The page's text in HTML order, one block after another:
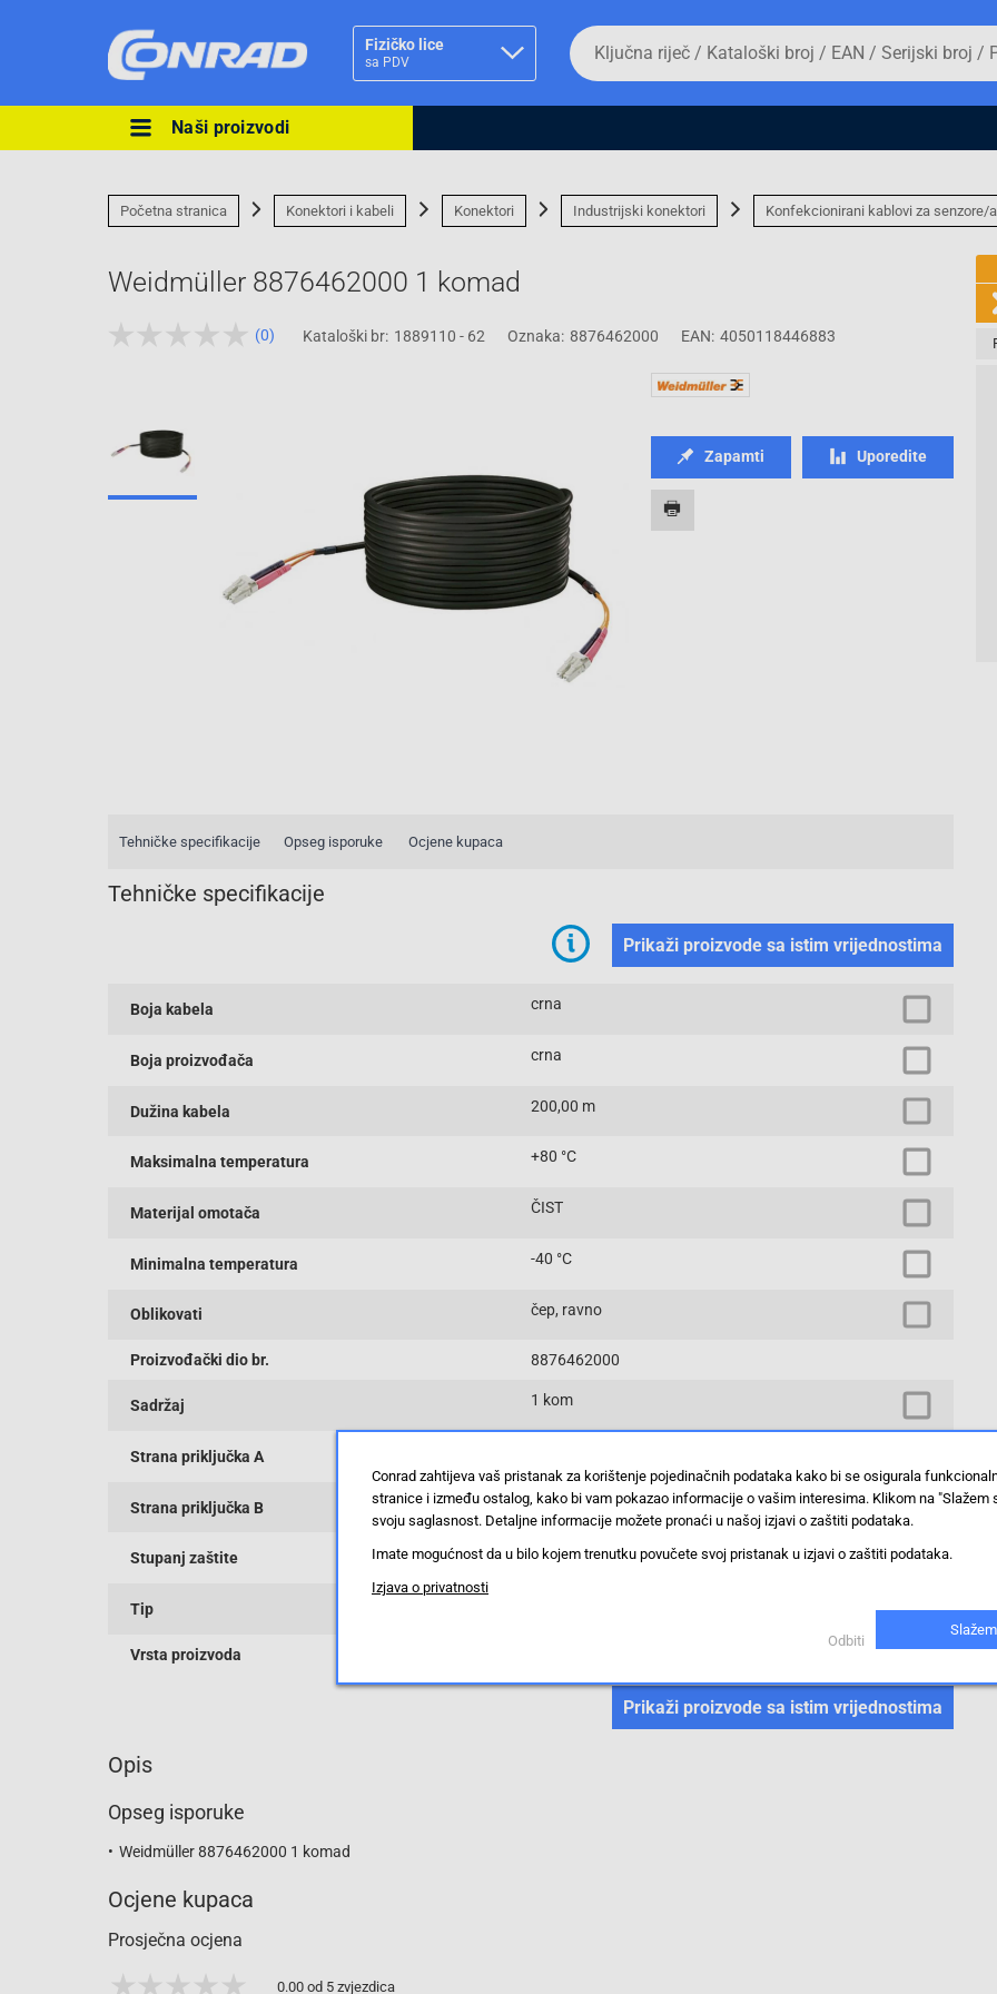
Fizičko lice
sa PDV
Ova postavka prilagođava asortiman proizvoda i
Pravno lice Fizičko lice
Da
biste
potražili
proizvod,
broj,
EAN
Naši proizvodi
Početna stranica Konektori i kabeli Konektori Industrijski konektori Konfekcionirani kablovi za senzore/
Weidmüller 8876462000 1 komad
(0) Kataloški br: 1889110 - 62 Oznaka: 8876462000 EAN: 4050118446883
Zapamti Uporedite
Tehničke specifikacije Opseg isporuke Ocjene kupaca
Tehničke specifikacije
Prikaži proizvode sa istim vrijednostima
Boja kabela crna
Boja proizvođača crna
Dužina kabela 200,00 m
Maksimalna temperatura +80 °C
Materijal omotača ČIST
Minimalna temperatura -40 °C
Oblikovati čep, ravno
Proizvođački dio br. 8876462000
Sadržaj 1 kom
Strana priključka A
Strana priključka B ST
Stupanj zaštite IP20
Tip
Vrsta proizvoda
Prikaži proizvode sa istim vrijednostima
Opis
Opseg isporuke
Weidmüller 8876462000 1 komad
Ocjene kupaca
Prosječna ocjena
0.00 od 5 zvjezdica
Conrad zahtijeva vaš pristanak za korištenje pojedinačnih podataka kako bi se osigurala
stranice i između ostalog, kako bi vam pokazao informacije o vašim interesima. Klikom na "Slažem
svoju saglasnost. Detaljne informacije možete pronaći u našoj izjavi o zaštiti podataka.
Imate mogućnost da u bilo kojem trenutku povučete svoj pristanak u izjavi o zaštiti podataka.
Izjava o privatnosti
Odbiti